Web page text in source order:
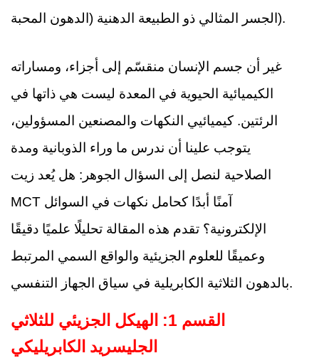
الجسر المثالي ذو الطبيعة الدهنية (الدهون المحبة).
غير أن جسم الإنسان منقسّم إلى أجزاء، ومساراته
الكيميائية الحيوية في المعدة ليست هي ذاتها في
الرئتين. كيميائيي النكهات والمصنعين المسؤولين،
يتوجب علينا أن ندرس ما وراء الذوبانية ومدة
الصلاحية لنصل إلى السؤال الجوهر: هل يُعد زيت
MCT آمنًا أبدًا كحامل نكهات في السوائل
الإلكترونية؟ تقدم هذه المقالة تحليلًا علميًا دقيقًا
وعميقًا للعلوم الجزيئية والواقع السمي المرتبط
بالدهون الثلاثية الكابريلية في سياق الجهاز التنفسي.
القسم 1: الهيكل الجزيئي للثلاثي
الجليسريد الكابريليكي